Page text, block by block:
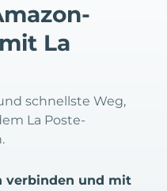
La
schnellste Weg,
La Poste-
verbinden und mit